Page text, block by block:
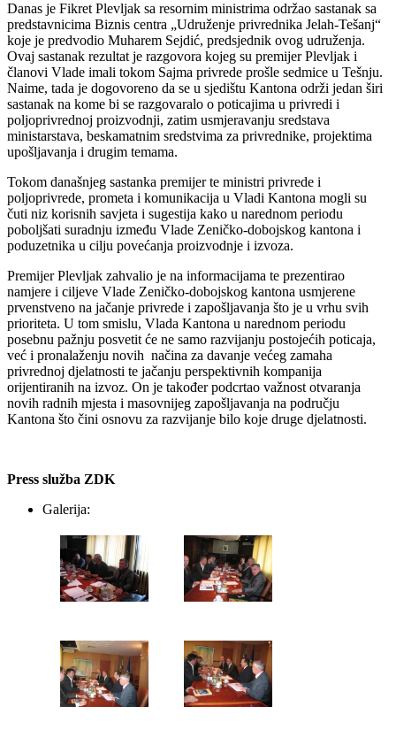
Danas je Fikret Plevljak sa resornim ministrima održao sastanak sa
predstavnicima Biznis centra „Udruženje privrednika Jelah-Tešanj“
koje je predvodio Muharem Sejdić, predsjednik ovog udruženja.
Ovaj sastanak rezultat je razgovora kojeg su premijer Plevljak i
članovi Vlade imali tokom Sajma privrede prošle sedmice u Tešnju.
Naime, tada je dogovoreno da se u sjedištu Kantona održi jedan širi
sastanak na kome bi se razgovaralo o poticajima u privredi i
poljoprivrednoj proizvodnji, zatim usmjeravanju sredstava
ministarstava, beskamatnim sredstvima za privrednike, projektima
upošljavanja i drugim temama.
Tokom današnjeg sastanka premijer te ministri privrede i
poljoprivrede, prometa i komunikacija u Vladi Kantona mogli su
čuti niz korisnih savjeta i sugestija kako u narednom periodu
poboljšati suradnju između Vlade Zeničko-dobojskog kantona i
poduzetnika u cilju povećanja proizvodnje i izvoza.
Premijer Plevljak zahvalio je na informacijama te prezentirao
namjere i ciljeve Vlade Zeničko-dobojskog kantona usmjerene
prvenstveno na jačanje privrede i zapošljavanja što je u vrhu svih
prioriteta. U tom smislu, Vlada Kantona u narednom periodu
posebnu pažnju posvetit će ne samo razvijanju postojećih poticaja,
već i pronalaženju novih načina za davanje većeg zamaha
privrednoj djelatnosti te jačanju perspektivnih kompanija
orijentiranih na izvoz. On je također podcrtao važnost otvaranja
novih radnih mjesta i masovnijeg zapošljavanja na području
Kantona što čini osnovu za razvijanje bilo koje druge djelatnosti.
Press služba ZDK
Galerija: